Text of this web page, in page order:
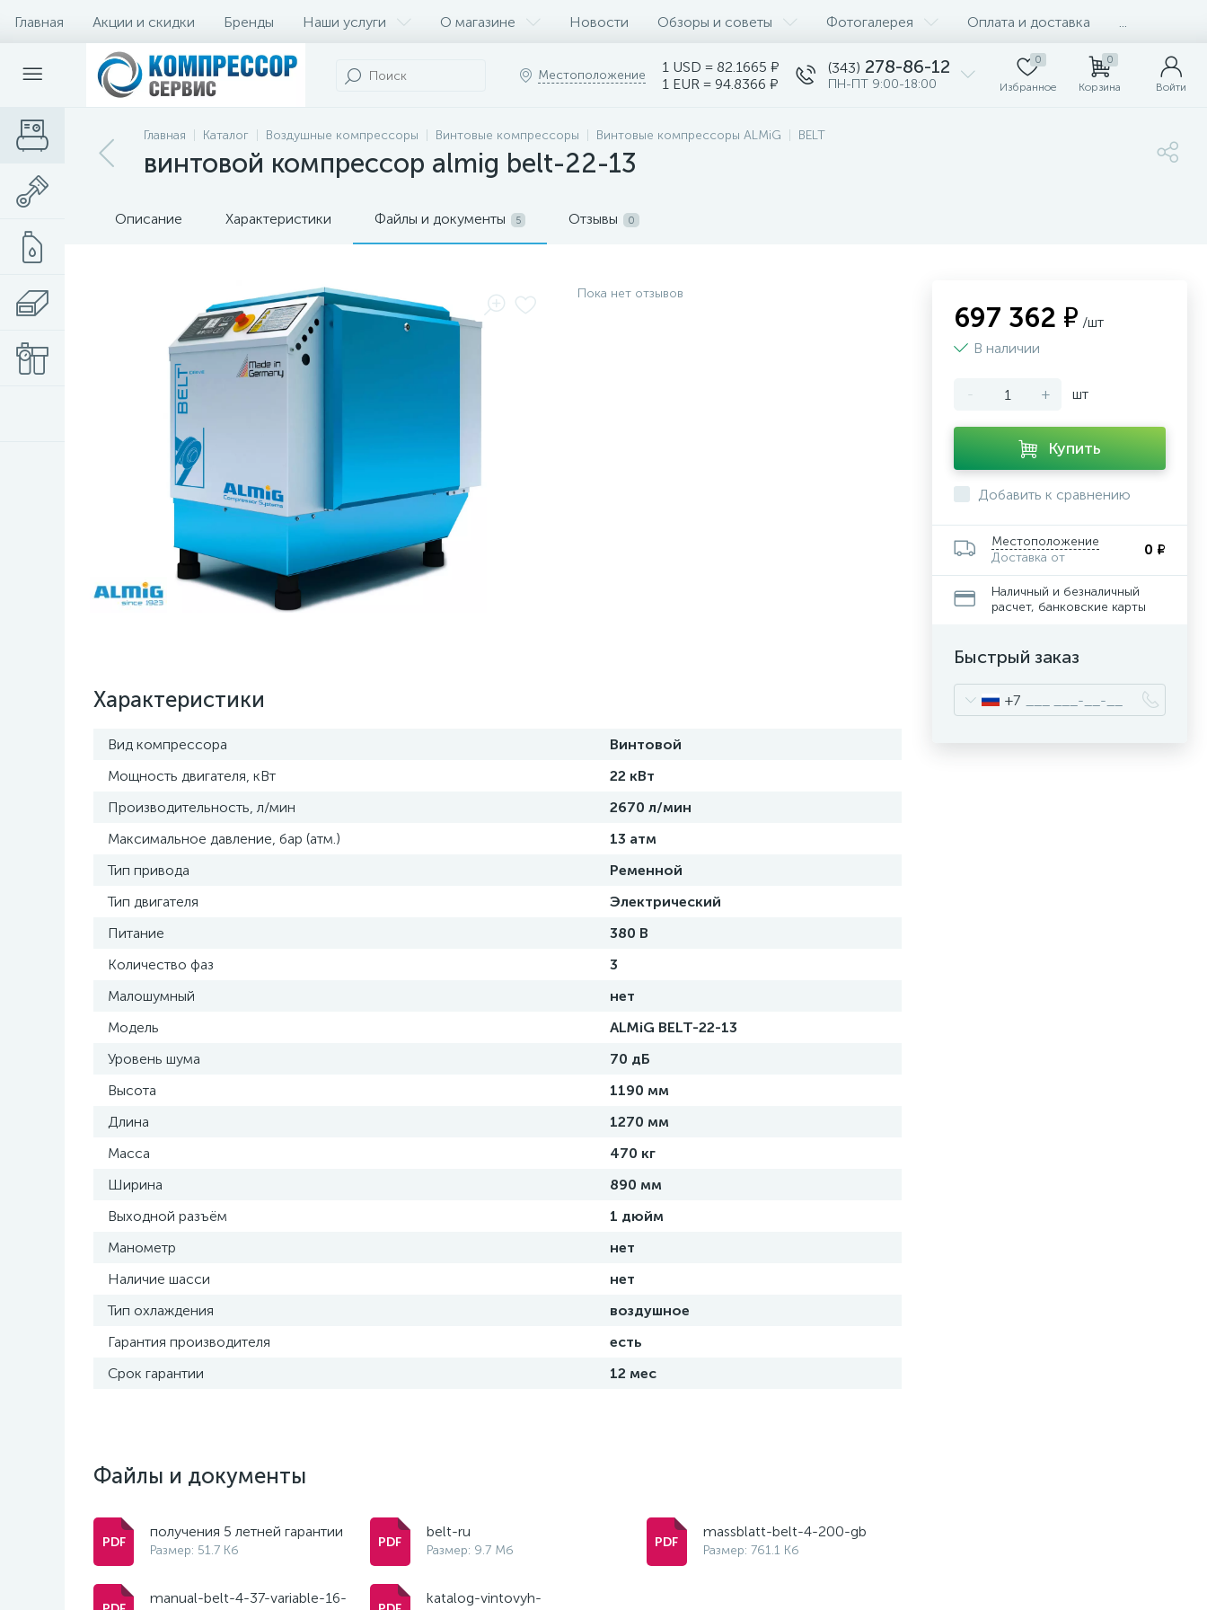
Главная Акции и скидки Бренды Наши услуги О магазине Новости Обзоры и советы Фотогалерея Оплата и доставка
Местоположение
1 USD = 82.1665 ₽
1 EUR = 94.8366 ₽
(343) 278-86-12
ПН-ПТ 9:00-18:00
0
Избранное
0
Корзина Войти
Главная Каталог Воздушные компрессоры Винтовые компрессоры Винтовые компрессоры ALMiG BELT
винтовой компрессор almig belt-22-13
Описание Характеристики Файлы и документы 5 Отзывы 0
Пока нет отзывов
Характеристики
Вид компрессора
Винтовой
Мощность двигателя, кВт
22 кВт
Производительность, л/мин
2670 л/мин
Максимальное давление, бар (атм.)
13 атм
Тип привода
Ременной
Тип двигателя
Электрический
Питание
380 В
Количество фаз
3
Малошумный
нет
Модель
ALMiG BELT-22-13
Уровень шума
70 дБ
Высота
1190 мм
Длина
1270 мм
Масса
470 кг
Ширина
890 мм
Выходной разъём
1 дюйм
Манометр
нет
Наличие шасси
нет
Тип охлаждения
воздушное
Гарантия производителя
есть
Срок гарантии
12 мес
Файлы и документы
получения 5 летней гарантии
Размер: 51.7 Кб
belt-ru
Размер: 9.7 Мб
massblatt-belt-4-200-gb
Размер: 761.1 Кб
manual-belt-4-37-variable-16-
katalog-vintovyh-
697 362 ₽ /шт
В наличии
- + шт
Купить
Добавить к сравнению
Местоположение
Доставка от
0 ₽
Наличный и безналичный
расчет, банковские карты
Быстрый заказ
+7